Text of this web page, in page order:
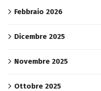
Febbraio 2026
Dicembre 2025
Novembre 2025
Ottobre 2025